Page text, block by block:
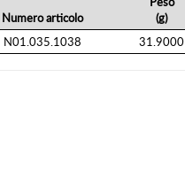
Numero articolo
Peso
(g)
N01.035.1038 31.9000